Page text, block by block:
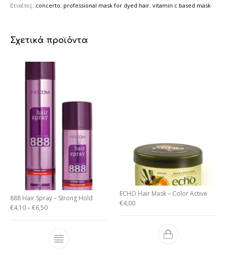
Ετικέτες: concerto, professional mask for dyed hair,vitamin c based mask
Σχετικά προϊόντα
888 Hair Spray – Strong Hold
€4,10–€6,50
ECHO Hair Mask – Color Active
€4,00